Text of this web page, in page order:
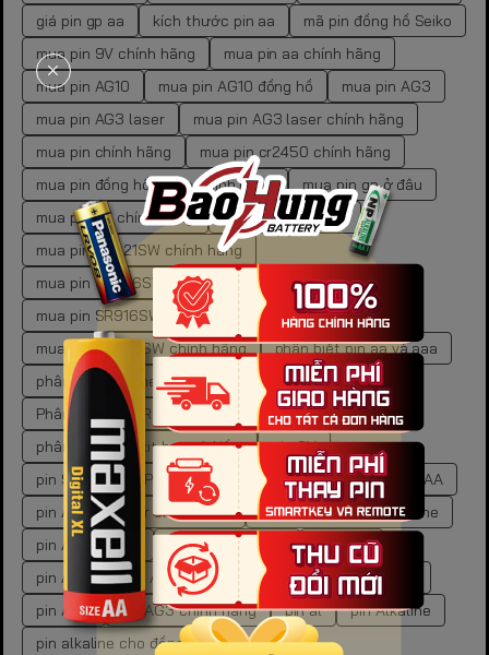
giá pin gp aa
kích thước pin aa
mã pin đồng hồ Seiko
mua pin 9V chính hãng
mua pin aa chính hãng
mua pin AG10
mua pin AG10 đồng hồ
mua pin AG3
mua pin AG3 laser
mua pin AG3 laser chính hãng
mua pin chính hãng
mua pin cr2450 chính hãng
mua pin đồng hồ Seiko chính hãng
mua pin gp ở đâu
mua pin LR chính hãng
mua pin SR621SW
mua pin SR621SW chính hãng
mua pin SR626SW chính hãng
mua pin SR916SW
mua pin SR916SW chính hãng
mua pin SR920SW
mua pin SR920SW chính hãng
phân biệt pin aa và aaa
phân biệt pin energizer thật giả
Phân Biệt Pin LR44 Chính Hãng
phân biệt pin oxit bạc và kiềm
pin 9V
pin 9V Alkaline Panasonic
pin 9V chính hãng
pin AA
pin AA Energizer chính hãng
pin aa gp battery alkaline
pin AA kiềm GP
pin aa vs pin aaa
pin AAA
pin AG10
pin AG10 chính hãng
pin AG10 đồng hồ
pin AG3
pin AG3 chính hãng pin al
pin Alkaline
pin alkaline cho đồng hồ